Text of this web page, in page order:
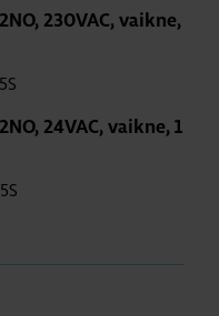
230VAC, vaikne,
24VAC, vaikne, 1